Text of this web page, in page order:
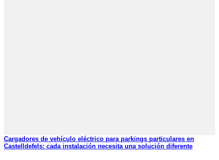
Cargadores de vehículo eléctrico para parkings particulares en
Castelldefels: cada instalación necesita una solución diferente